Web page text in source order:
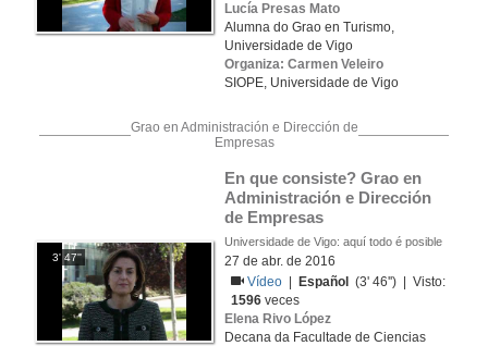
Lucía Presas Mato
Alumna do Grao en Turismo,
Universidade de Vigo
Organiza: Carmen Veleiro
SIOPE, Universidade de Vigo
Grao en Administración e Dirección de
Empresas
3' 47''
En que consiste? Grao en
Administración e Dirección
de Empresas
Universidade de Vigo: aquí todo é posible
27 de abr. de 2016
Vídeo
Español
(3' 46'') | Visto:
1596 veces
Elena Rivo López
Decana da Facultade de Ciencias